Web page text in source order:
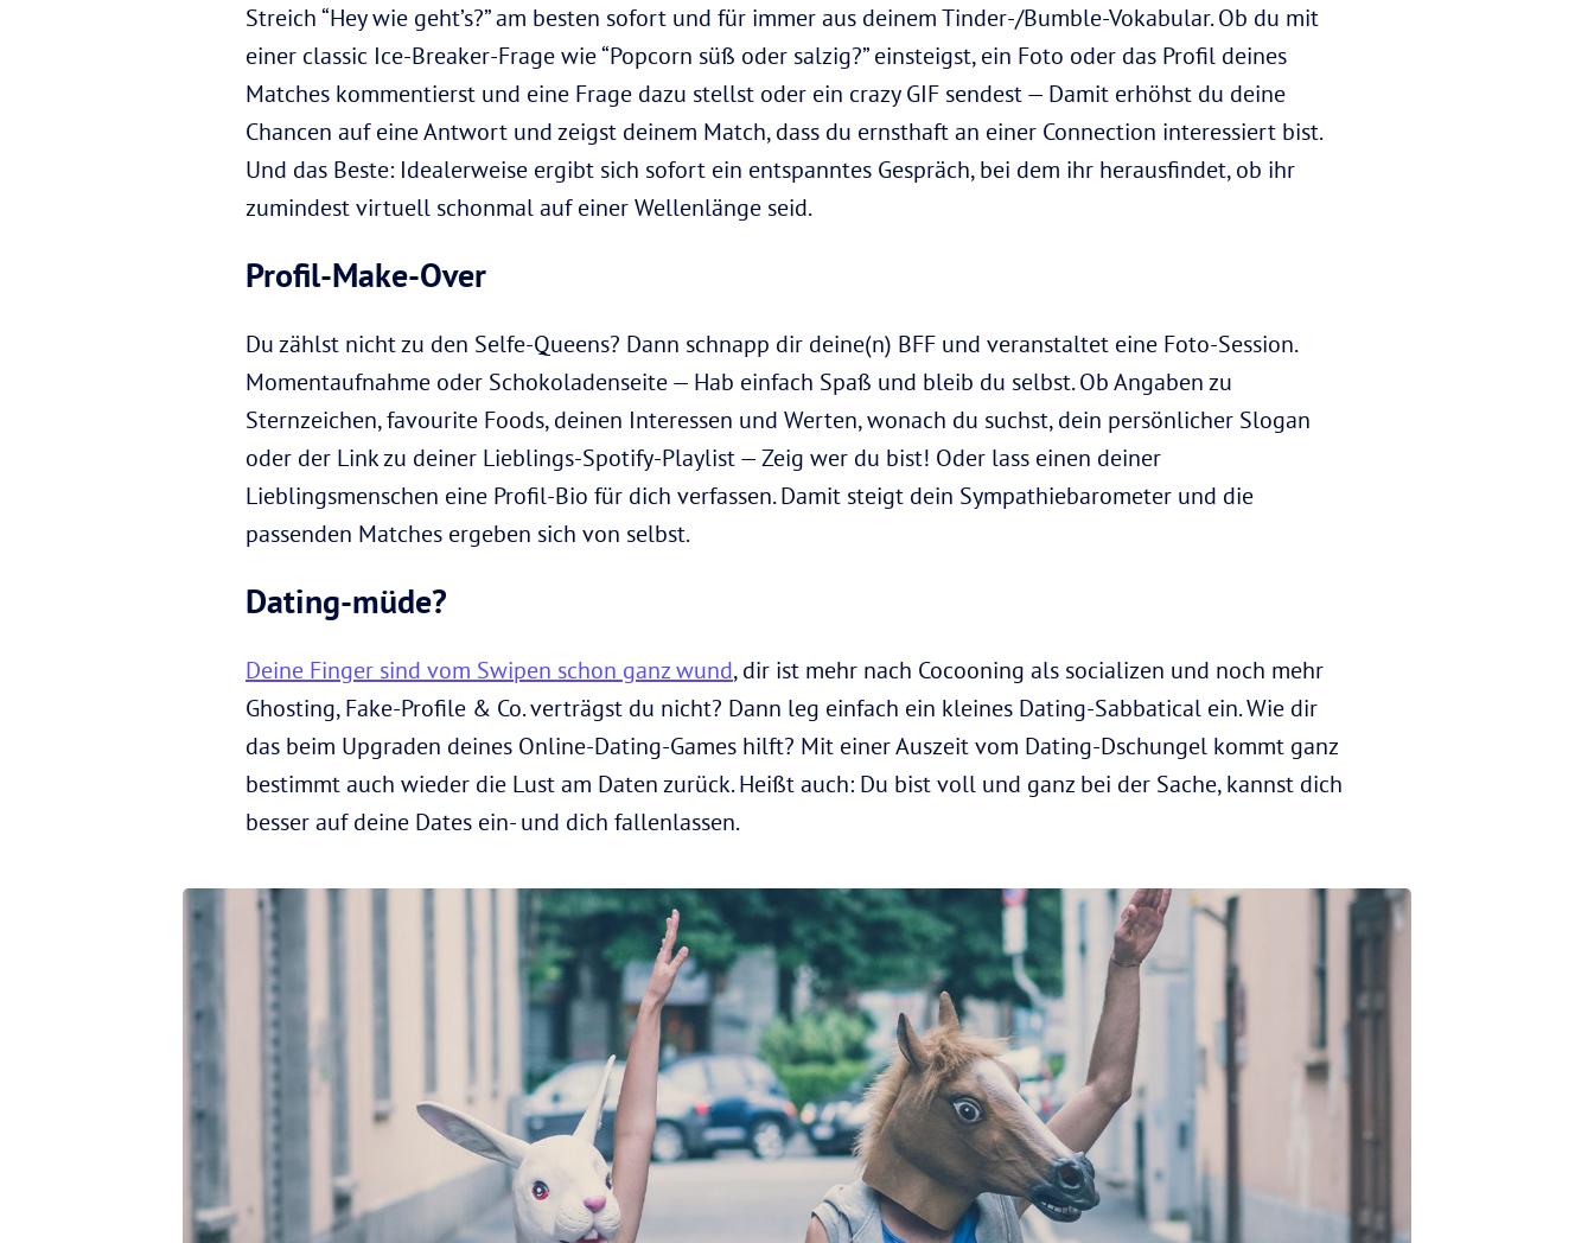
Streich “Hey wie geht’s?” am besten sofort und für immer aus deinem Tinder-/Bumble-Vokabular. Ob du mit
einer classic Ice-Breaker-Frage wie “Popcorn süß oder salzig?” einsteigst, ein Foto oder das Profil deines
Matches kommentierst und eine Frage dazu stellst oder ein crazy GIF sendest — Damit erhöhst du deine
Chancen auf eine Antwort und zeigst deinem Match, dass du ernsthaft an einer Connection interessiert bist.
Und das Beste: Idealerweise ergibt sich sofort ein entspanntes Gespräch, bei dem ihr herausfindet, ob ihr
zumindest virtuell schonmal auf einer Wellenlänge seid.
Profil-Make-Over
Du zählst nicht zu den Selfe-Queens? Dann schnapp dir deine(n) BFF und veranstaltet eine Foto-Session.
Momentaufnahme oder Schokoladenseite — Hab einfach Spaß und bleib du selbst. Ob Angaben zu
Sternzeichen, favourite Foods, deinen Interessen und Werten, wonach du suchst, dein persönlicher Slogan
oder der Link zu deiner Lieblings-Spotify-Playlist — Zeig wer du bist! Oder lass einen deiner
Lieblingsmenschen eine Profil-Bio für dich verfassen. Damit steigt dein Sympathiebarometer und die
passenden Matches ergeben sich von selbst.
Dating-müde?
Deine Finger sind vom Swipen schon ganz wund, dir ist mehr nach Cocooning als socializen und noch mehr
Ghosting, Fake-Profile & Co. verträgst du nicht? Dann leg einfach ein kleines Dating-Sabbatical ein. Wie dir
das beim Upgraden deines Online-Dating-Games hilft? Mit einer Auszeit vom Dating-Dschungel kommt ganz
bestimmt auch wieder die Lust am Daten zurück. Heißt auch: Du bist voll und ganz bei der Sache, kannst dich
besser auf deine Dates ein- und dich fallenlassen.